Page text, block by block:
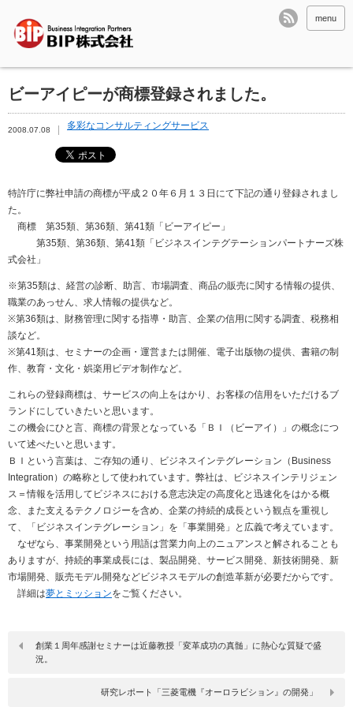
menu
ビーアイピーが商標登録されました。
2008.07.08 多彩なコンサルティングサービス
特許庁に弊社申請の商標が平成２０年６月１３日にて下記の通り登録されまし
た。
商標 第35類、第36類、第41類「ビーアイピー」
第35類、第36類、第41類「ビジネスインテグテーションパートナーズ株
式会社」
※第35類は、経営の診断、助言、市場調査、商品の販売に関する情報の提供、
職業のあっせん、求人情報の提供など。
※第36類は、財務管理に関する指導・助言、企業の信用に関する調査、税務相
談など。
※第41類は、セミナーの企画・運営または開催、電子出版物の提供、書籍の制
作、教育・文化・娯楽用ビデオ制作など。
これらの登録商標は、サービスの向上をはかり、お客様の信用をいただけるブ
ランドにしていきたいと思います。
この機会にひと言、商標の背景となっている「ＢＩ（ビーアイ）」の概念につ
いて述べたいと思います。
ＢＩという言葉は、ご存知の通り、ビジネスインテグレーション（Business
Integration）の略称として使われています。弊社は、ビジネスインテリジェン
ス＝情報を活用してビジネスにおける意志決定の高度化と迅速化をはかる概
念、また支えるテクノロジーを含め、企業の持続的成長という観点を重視し
て、「ビジネスインテグレーション」を「事業開発」と広義で考えています。
なぜなら、事業開発という用語は営業力向上のニュアンスと解されることも
ありますが、持続的事業成長には、製品開発、サービス開発、新技術開発、新
市場開発、販売モデル開発などビジネスモデルの創造革新が必要だからです。
詳細は夢とミッションをご覧ください。
創業１周年感謝セミナーは近藤教授「変革成功の真髄」に熱心な質疑で盛
況。
研究レポート「三菱電機『オーロラビション』の開発」